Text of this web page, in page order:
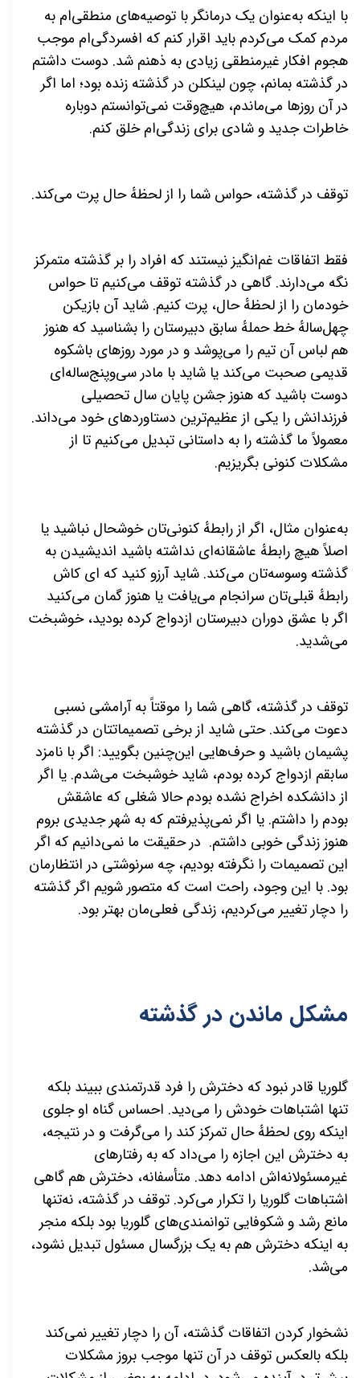
با اینکه به‌عنوان یک درمانگر با توصیه‌های منطقی‌ام به
مردم کمک می‌کردم باید اقرار کنم که افسردگی‌ام موجب
هجوم افکار غیرمنطقی زیادی به ذهنم شد. دوست داشتم
در گذشته بمانم، چون لینکلن در گذشته زنده بود؛ اما اگر
در آن روزها می‌ماندم، هیچ‌وقت نمی‌توانستم دوباره
خاطرات جدید و شادی برای زندگی‌ام خلق کنم.
توقف در گذشته، حواس شما را از لحظهٔ حال پرت می‌کند.
فقط اتفاقات غم‌انگیز نیستند که افراد را بر گذشته متمرکز
نگه می‌دارند. گاهی در گذشته توقف می‌کنیم تا حواس
خودمان را از لحظهٔ حال، پرت کنیم. شاید آن بازیکن
چهل‌سالهٔ خط حملهٔ سابق دبیرستان را بشناسید که هنوز
هم لباس آن تیم را می‌پوشد و در مورد روزهای باشکوه
قدیمی صحبت می‌کند یا شاید با مادر سی‌وپنج‌ساله‌ای
دوست باشید که هنوز جشن پایان سال تحصیلی
فرزندانش را یکی از عظیم‌ترین دستاوردهای خود می‌داند.
معمولاً ما گذشته را به داستانی تبدیل می‌کنیم تا از
مشکلات کنونی بگریزیم.
به‌عنوان مثال، اگر از رابطهٔ کنونی‌تان خوشحال نباشید یا
اصلاً هیچ رابطهٔ عاشقانه‌ای نداشته باشید اندیشیدن به
گذشته وسوسه‌تان می‌کند. شاید آرزو کنید که ای کاش
رابطهٔ قبلی‌تان سرانجام می‌یافت یا هنوز گمان می‌کنید
اگر با عشق دوران دبیرستان ازدواج کرده بودید، خوشبخت
می‌شدید.
توقف در گذشته، گاهی شما را موقتاً به آرامشی نسبی
دعوت می‌کند. حتی شاید از برخی تصمیماتتان در گذشته
پشیمان باشید و حرف‌هایی این‌چنین بگویید: اگر با نامزد
سابقم ازدواج کرده بودم، شاید خوشبخت می‌شدم. یا اگر
از دانشکده اخراج نشده بودم حالا شغلی که عاشقش
بودم را داشتم. یا اگر نمی‌پذیرفتم که به شهر جدیدی بروم
هنوز زندگی خوبی داشتم. در حقیقت ما نمی‌دانیم که اگر
این تصمیمات را نگرفته بودیم، چه سرنوشتی در انتظارمان
بود. با این وجود، راحت است که متصور شویم اگر گذشته
را دچار تغییر می‌کردیم، زندگی فعلی‌مان بهتر بود.
مشکل ماندن در گذشته
گلوریا قادر نبود که دخترش را فرد قدرتمندی ببیند بلکه
تنها اشتباهات خودش را می‌دید. احساس گناه او جلوی
اینکه روی لحظهٔ حال تمرکز کند را می‌گرفت و در نتیجه،
به دخترش این اجازه را می‌داد که به رفتارهای
غیرمسئولانه‌اش ادامه دهد. متأسفانه، دخترش هم گاهی
اشتباهات گلوریا را تکرار می‌کرد. توقف در گذشته، نه‌تنها
مانع رشد و شکوفایی توانمندی‌های گلوریا بود بلکه منجر
به اینکه دخترش هم به یک بزرگسال مسئول تبدیل نشود،
می‌شد.
نشخوار کردن اتفاقات گذشته، آن را دچار تغییر نمی‌کند
بلکه بالعکس توقف در آن تنها موجب بروز مشکلات